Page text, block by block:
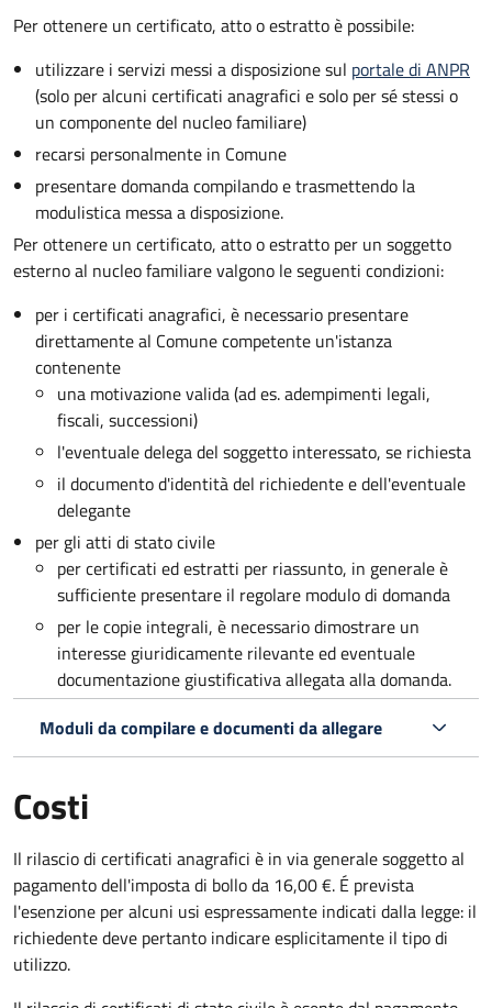
Per ottenere un certificato, atto o estratto è possibile:
utilizzare i servizi messi a disposizione sul portale di ANPR
(solo per alcuni certificati anagrafici e solo per sé stessi o
un componente del nucleo familiare)
recarsi personalmente in Comune
presentare domanda compilando e trasmettendo la
modulistica messa a disposizione.
Per ottenere un certificato, atto o estratto per un soggetto
esterno al nucleo familiare valgono le seguenti condizioni:
per i certificati anagrafici, è necessario presentare
direttamente al Comune competente un'istanza
contenente
una motivazione valida (ad es. adempimenti legali,
fiscali, successioni)
l'eventuale delega del soggetto interessato, se richiesta
il documento d'identità del richiedente e dell'eventuale
delegante
per gli atti di stato civile
per certificati ed estratti per riassunto, in generale è
sufficiente presentare il regolare modulo di domanda
per le copie integrali, è necessario dimostrare un
interesse giuridicamente rilevante ed eventuale
documentazione giustificativa allegata alla domanda.
Moduli da compilare e documenti da allegare
Costi
Il rilascio di certificati anagrafici è in via generale soggetto al
pagamento dell'imposta di bollo da 16,00 €. É prevista
l'esenzione per alcuni usi espressamente indicati dalla legge: il
richiedente deve pertanto indicare esplicitamente il tipo di
utilizzo.